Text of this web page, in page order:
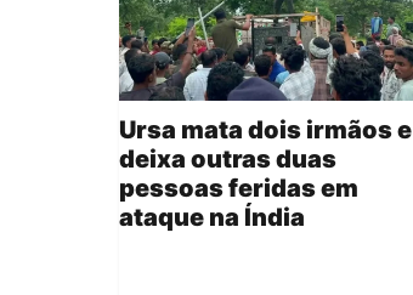
Ursa mata dois irmãos e
deixa outras duas
pessoas feridas em
ataque na Índia